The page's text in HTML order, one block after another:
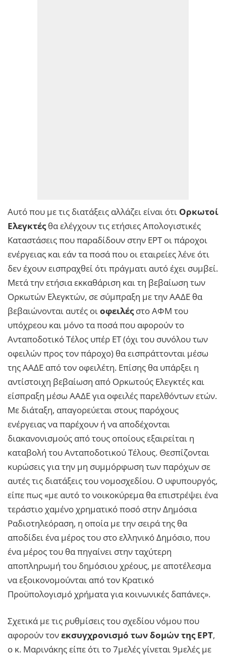
Αυτό που με τις διατάξεις αλλάζει είναι ότι Ορκωτοί
Ελεγκτέςθα ελέγχουν τις ετήσιες Απολογιστικές
Καταστάσεις που παραδίδουν στην ΕΡΤ οι πάροχοι
ενέργειας και εάν τα ποσά που οι εταιρείες λένε ότι
δεν έχουν εισπραχθεί ότι πράγματι αυτό έχει συμβεί.
Μετά την ετήσια εκκαθάριση και τη βεβαίωση των
Ορκωτών Ελεγκτών, σε σύμπραξη με την ΑΑΔΕ θα
βεβαιώνονται αυτές οιοφειλέςστο ΑΦΜ του
υπόχρεου και μόνο τα ποσά που αφορούν το
Ανταποδοτικό Τέλος υπέρ ΕΤ (όχι του συνόλου των
οφειλών προς τον πάροχο) θα εισπράττονται μέσω
της ΑΑΔΕ από τον οφειλέτη. Επίσης θα υπάρξει η
αντίστοιχη βεβαίωση από Ορκωτούς Ελεγκτές και
είσπραξη μέσω ΑΑΔΕ για οφειλές παρελθόντων ετών.
Με διάταξη, απαγορεύεται στους παρόχους
ενέργειας να παρέχουν ή να αποδέχονται
διακανονισμούς από τους οποίους εξαιρείται η
καταβολή του Ανταποδοτικού Τέλους. Θεσπίζονται
κυρώσεις για την μη συμμόρφωση των παρόχων σε
αυτές τις διατάξεις του νομοσχεδίου. Ο υφυπουργός,
είπε πως «με αυτό το νοικοκύρεμα θα επιστρέψει ένα
τεράστιο χαμένο χρηματικό ποσό στην Δημόσια
Ραδιοτηλεόραση, η οποία με την σειρά της θα
αποδίδει ένα μέρος του στο ελληνικό Δημόσιο, που
ένα μέρος του θα πηγαίνει στην ταχύτερη
αποπληρωμή του δημόσιου χρέους, με αποτέλεσμα
να εξοικονομούνται από τον Κρατικό
Προϋπολογισμό χρήματα για κοινωνικές δαπάνες».
Σχετικά με τις ρυθμίσεις του σχεδίου νόμου που
αφορούν τονεκσυγχρονισμό των δομών της ΕΡΤ,
ο κ. Μαρινάκης είπε ότι το 7μελές γίνεται 9μελές με